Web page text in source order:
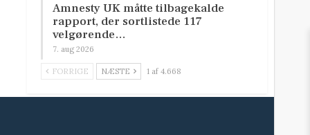
Amnesty UK måtte tilbagekalde
rapport, der sortlistede 117
velgørende…
7. aug 2026
FORRIGE NÆSTE 1 af 4.668